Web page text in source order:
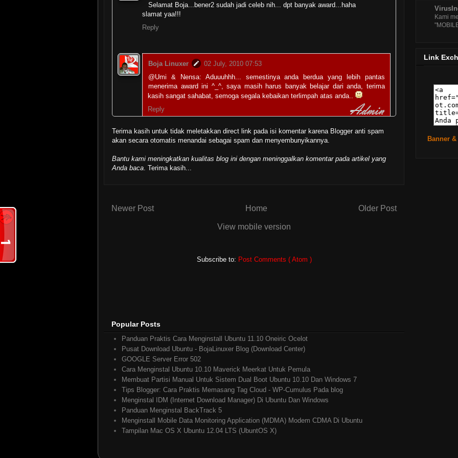
Selamat Boja...bener2 sudah jadi celeb nih... dpt banyak award...haha
slamat yaa!!!
Reply
Boja Linuxer
02 July, 2010 07:53
@Umi & Nensa: Aduuuhhh... semestinya anda berdua yang lebih pantas
menerima award ini ^_^, saya masih harus banyak belajar dari anda, terima
kasih sangat sahabat, semoga segala kebaikan terlimpah atas anda..
Reply
Dipragha 02 July, 2010 08:32
wah..
selamat atas award-nya..
02 July, 2010 10:29
Reply
Boja Linuxer
Terima kasih kawan-kawan.. sukses untuk anda semua.. ^_^
Reply
Terima kasih untuk tidak meletakkan direct link pada isi komentar karena Blogger anti spam
akan secara otomatis menandai sebagai spam dan menyembunyikannya.
Bantu kami meningkatkan kualitas blog ini dengan meninggalkan komentar pada artikel yang
Anda baca . Terima kasih...
Newer Post Older Post
Home
View mobile version
Subscribe to: Post Comments ( Atom )
Popular Posts
Panduan Praktis Cara Menginstall Ubuntu 11.10 Oneiric Ocelot
Pusat Download Ubuntu - BojaLinuxer Blog (Download Center)
GOOGLE Server Error 502
Cara Menginstal Ubuntu 10.10 Maverick Meerkat Untuk Pemula
Membuat Partisi Manual Untuk Sistem Dual Boot Ubuntu 10.10 Dan Windows 7
Tips Blogger: Cara Praktis Memasang Tag Cloud - WP-Cumulus Pada blog
Menginstal IDM (Internet Download Manager) Di Ubuntu Dan Windows
Panduan Menginstal BackTrack 5
Menginstall Mobile Data Monitoring Application (MDMA) Modem CDMA Di Ubuntu
Tampilan Mac OS X Ubuntu 12.04 LTS (UbuntOS X)
Cara
Rilis
Rilis
Rilis
2
Kami
Link
Banner